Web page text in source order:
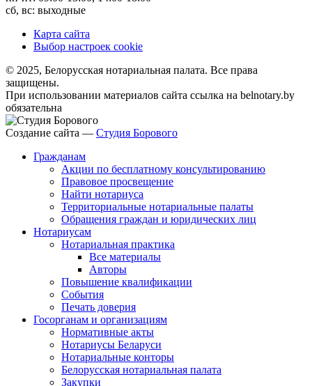
сб, вс: выходные
Карта сайта
Выбор настроек cookie
© 2025, Белорусская нотариальная палата. Все права
защищены.
При использовании материалов сайта ссылка на belnotary.by
обязательна
Создание сайта — Студия Борового
Гражданам
Акции по бесплатному консультированию
Правовое просвещение
Найти нотариуса
Территориальные нотариальные палаты
Обращения граждан и юридических лиц
Нотариусам
Нотариальная практика
Все материалы
Авторы
Повышение квалификации
События
Печать доверия
Госорганам и организациям
Нормативные акты
Нотариусы Беларуси
Нотариальные конторы
Белорусская нотариальная палата
Закупки